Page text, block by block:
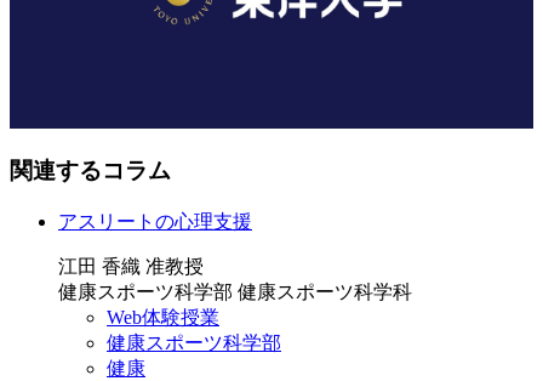
関連するコラム
アスリートの心理支援
江田 香織 准教授
健康スポーツ科学部 健康スポーツ科学科
Web体験授業
健康スポーツ科学部
健康